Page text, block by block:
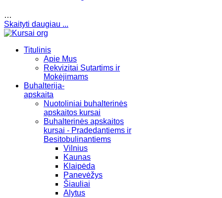
…
Skaityti daugiau ...
Titulinis
Apie Mus
Rekvizitai Sutartims ir
Mokėjimams
Buhalterija-
apskaita
Nuotoliniai buhalterinės
apskaitos kursai
Buhalterinės apskaitos
kursai - Pradedantiems ir
Besitobulinantiems
Vilnius
Kaunas
Klaipėda
Panevėžys
Šiauliai
Alytus